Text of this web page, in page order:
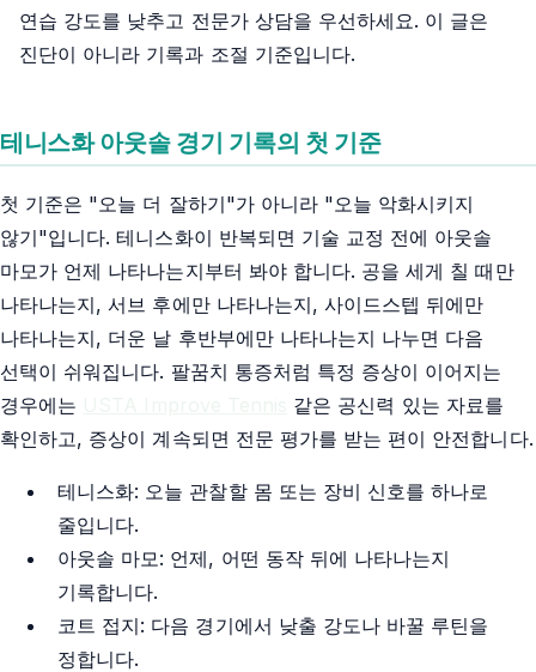
연습 강도를 낮추고 전문가 상담을 우선하세요. 이 글은
진단이 아니라 기록과 조절 기준입니다.
테니스화 아웃솔 경기 기록의 첫 기준
첫 기준은 "오늘 더 잘하기"가 아니라 "오늘 악화시키지
않기"입니다. 테니스화이 반복되면 기술 교정 전에 아웃솔
마모가 언제 나타나는지부터 봐야 합니다. 공을 세게 칠 때만
나타나는지, 서브 후에만 나타나는지, 사이드스텝 뒤에만
나타나는지, 더운 날 후반부에만 나타나는지 나누면 다음
선택이 쉬워집니다. 팔꿈치 통증처럼 특정 증상이 이어지는
경우에는
같은 공신력 있는 자료를
확인하고, 증상이 계속되면 전문 평가를 받는 편이 안전합니다.
테니스화: 오늘 관찰할 몸 또는 장비 신호를 하나로
줄입니다.
아웃솔 마모: 언제, 어떤 동작 뒤에 나타나는지
기록합니다.
코트 접지: 다음 경기에서 낮출 강도나 바꿀 루틴을
정합니다.